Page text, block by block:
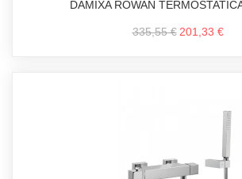
DAMIXA ROWAN
335,55 € 201,33 €